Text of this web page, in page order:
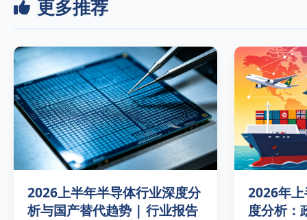
更多推荐
2026上半年半导体行业深度分
析与国产替代趋势 | 行业报告
2026年
度分析：